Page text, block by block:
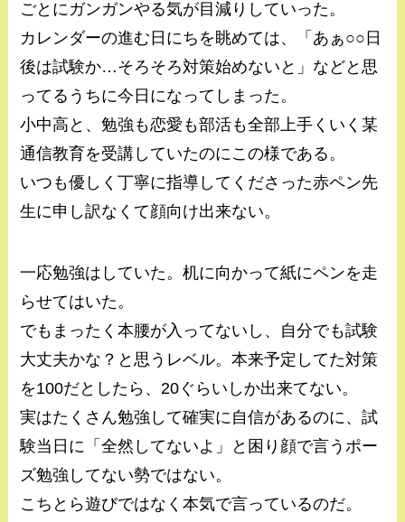
ごとにガンガンやる気が目減りしていった。
カレンダーの進む日にちを眺めては、「あぁ○○日
後は試験か…そろそろ対策始めないと」などと思
ってるうちに今日になってしまった。
小中高と、勉強も恋愛も部活も全部上手くいく某
通信教育を受講していたのにこの様である。
いつも優しく丁寧に指導してくださった赤ペン先
生に申し訳なくて顔向け出来ない。
一応勉強はしていた。机に向かって紙にペンを走
らせてはいた。
でもまったく本腰が入ってないし、自分でも試験
大丈夫かな？と思うレベル。本来予定してた対策
を100だとしたら、20ぐらいしか出来てない。
実はたくさん勉強して確実に自信があるのに、試
験当日に「全然してないよ」と困り顔で言うポー
ズ勉強してない勢ではない。
こちとら遊びではなく本気で言っているのだ。